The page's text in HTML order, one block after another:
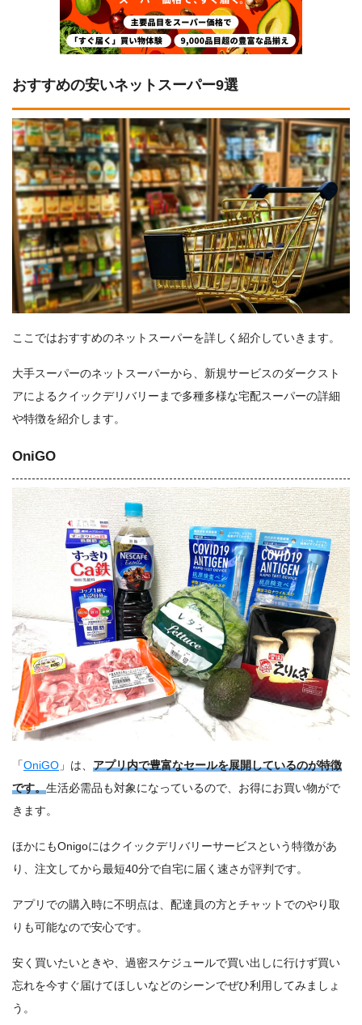
おすすめの安いネットスーパー9選
ここではおすすめのネットスーパーを詳しく紹介していきます。
大手スーパーのネットスーパーから、新規サービスのダークスト
アによるクイックデリバリーまで多種多様な宅配スーパーの詳細
や特徴を紹介します。
OniGO
「OniGO 」は、 アプリ内で豊富なセールを展開しているのが特徴
です。生活必需品も対象になっているので、お得にお買い物がで
きます。
ほかにもOnigoにはクイックデリバリーサービスという特徴があ
り、注文してから最短40分で自宅に届く速さが評判です。
アプリでの購入時に不明点は、配達員の方とチャットでのやり取
りも可能なので安心です。
安く買いたいときや、過密スケジュールで買い出しに行けず買い
忘れを今すぐ届けてほしいなどのシーンでぜひ利用してみましょ
う。